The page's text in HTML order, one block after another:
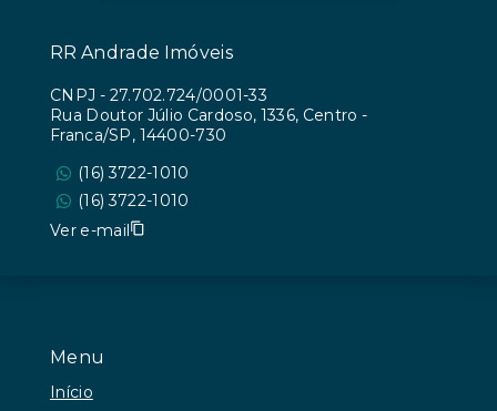
Menu
Início
RR Andrade Imóveis
CNPJ - 27.702.724/0001-33
Rua Doutor Júlio Cardoso, 1336, Centro -
Franca/SP, 14400-730
(16) 3722-1010
(16) 3722-1010
Ver e-mail